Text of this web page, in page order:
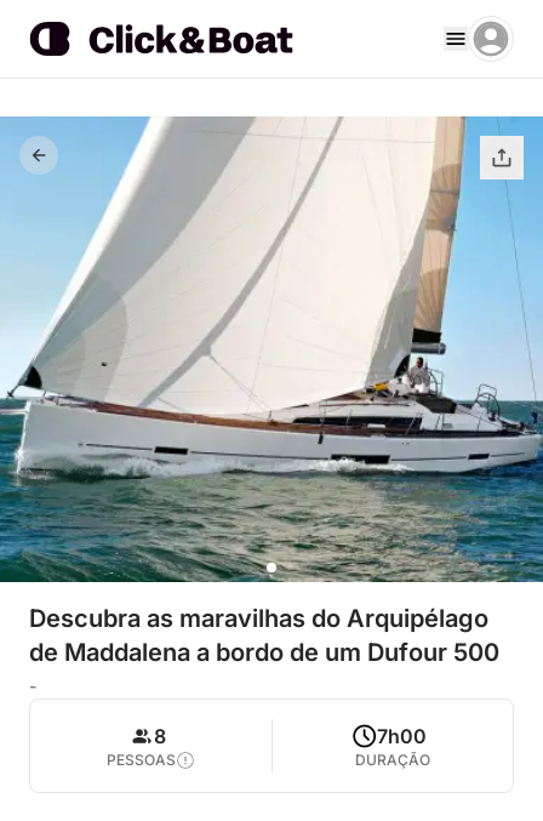
Descubra as maravilhas do Arquipélago
de Maddalena a bordo de um Dufour 500
-
8
PESSOAS
7h00
DURAÇÃO